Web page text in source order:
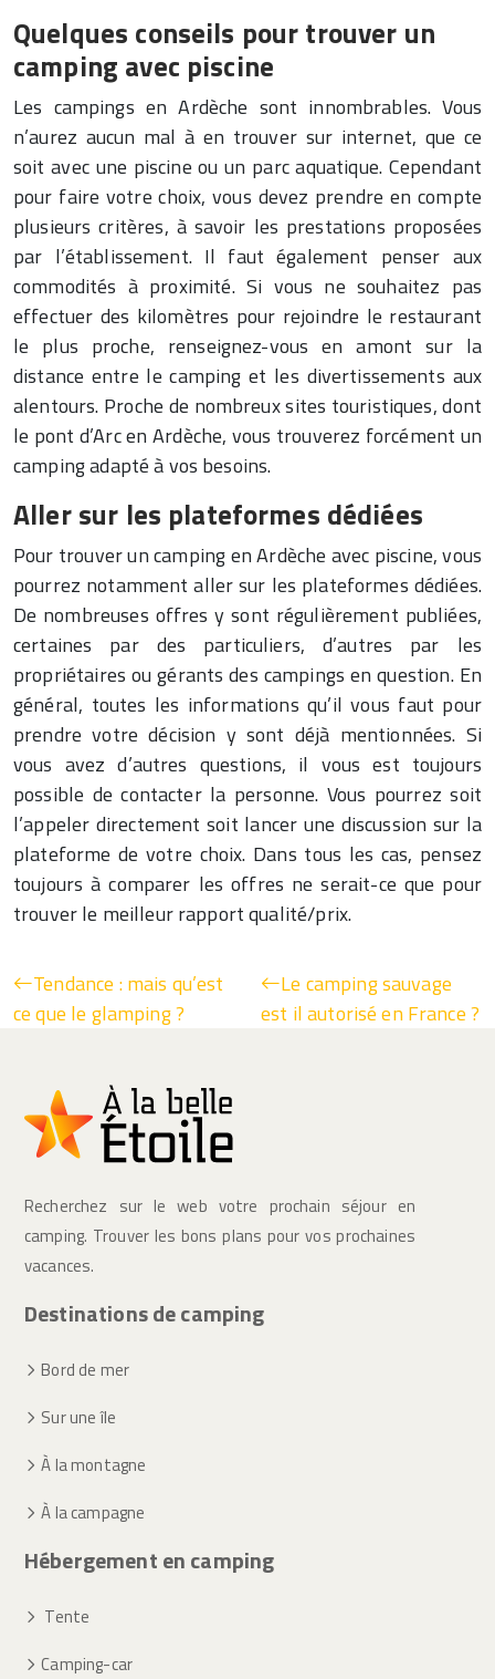
Quelques conseils pour trouver un
camping avec piscine
Les campings en Ardèche sont innombrables. Vous
n’aurez aucun mal à en trouver sur internet, que ce
soit avec une piscine ou un parc aquatique. Cependant
pour faire votre choix, vous devez prendre en compte
plusieurs critères, à savoir les prestations proposées
par l’établissement. Il faut également penser aux
commodités à proximité. Si vous ne souhaitez pas
effectuer des kilomètres pour rejoindre le restaurant
le plus proche, renseignez-vous en amont sur la
distance entre le camping et les divertissements aux
alentours. Proche de nombreux sites touristiques, dont
le pont d’Arc en Ardèche, vous trouverez forcément un
camping adapté à vos besoins.
Aller sur les plateformes dédiées
Pour trouver un camping en Ardèche avec piscine, vous
pourrez notamment aller sur les plateformes dédiées.
De nombreuses offres y sont régulièrement publiées,
certaines par des particuliers, d’autres par les
propriétaires ou gérants des campings en question. En
général, toutes les informations qu’il vous faut pour
prendre votre décision y sont déjà mentionnées. Si
vous avez d’autres questions, il vous est toujours
possible de contacter la personne. Vous pourrez soit
l’appeler directement soit lancer une discussion sur la
plateforme de votre choix. Dans tous les cas, pensez
toujours à comparer les offres ne serait-ce que pour
trouver le meilleur rapport qualité/prix.
Tendance : mais qu’est
ce que le glamping ?
Le camping sauvage
est il autorisé en France ?
Recherchez sur le web votre prochain séjour en
camping. Trouver les bons plans pour vos prochaines
vacances.
Destinations de camping
Bord de mer
Sur une île
À la montagne
À la campagne
Hébergement en camping
Tente
Camping-car